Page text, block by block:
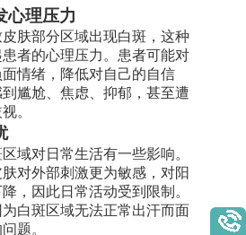
心理压力
部分区域出现白斑，这种
者的心理压力。患者可能对
情绪，降低对自己的自信
尴尬、焦虑、抑郁，甚至遭
。
对日常生活有一些影响。
对外部刺激更为敏感，对阳
，因此日常活动受到限制。
白斑区域无法正常出汗而面
题。